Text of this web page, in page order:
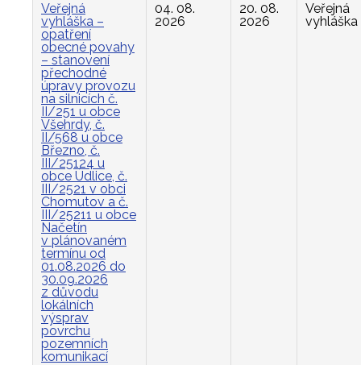
Veřejná
vyhláška –
opatření
obecné povahy
– stanovení
přechodné
úpravy provozu
na silnicích č.
II/251 u obce
Všehrdy, č.
II/568 u obce
Březno, č.
III/25124 u
obce Údlice, č.
III/2521 v obci
Chomutov a č.
III/25211 u obce
Načetín
v plánovaném
termínu od
01.08.2026 do
30.09.2026
z důvodu
lokálních
výsprav
povrchu
pozemních
komunikací
04. 08.
2026
20. 08.
2026
Veřejná
vyhláška